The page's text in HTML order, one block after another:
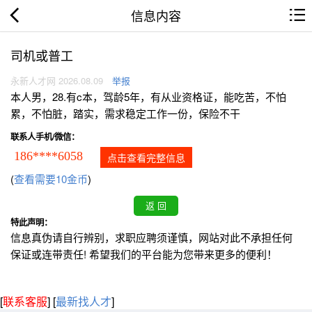
信息内容
司机或普工
永新人才网 2026.08.09 举报
本人男，28.有c本，驾龄5年，有从业资格证，能吃苦，不怕
累，不怕脏，踏实，需求稳定工作一份，保险不干
联系人手机/微信：
186****6058 点击查看完整信息
(查看需要10金币)
特此声明：
信息真伪请自行辨别，求职应聘须谨慎，网站对此不承担任何
保证或连带责任! 希望我们的平台能为您带来更多的便利！
[联系客服] [最新找人才]